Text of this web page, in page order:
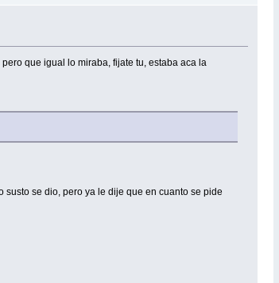
que igual lo miraba, fijate tu, estaba aca la
susto se dio, pero ya le dije que en cuanto se pide